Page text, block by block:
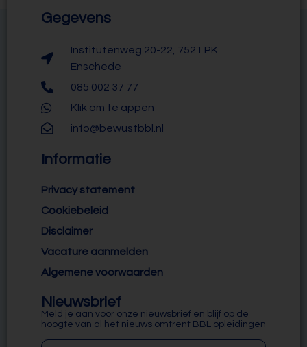
Gegevens
Institutenweg 20-22, 7521 PK
Enschede
085 002 37 77
Klik om te appen
info@bewustbbl.nl
Informatie
Privacy statement
Cookiebeleid
Disclaimer
Vacature aanmelden
Algemene voorwaarden
Nieuwsbrief
Meld je aan voor onze nieuwsbrief en blijf op de
hoogte van al het nieuws omtrent BBL opleidingen